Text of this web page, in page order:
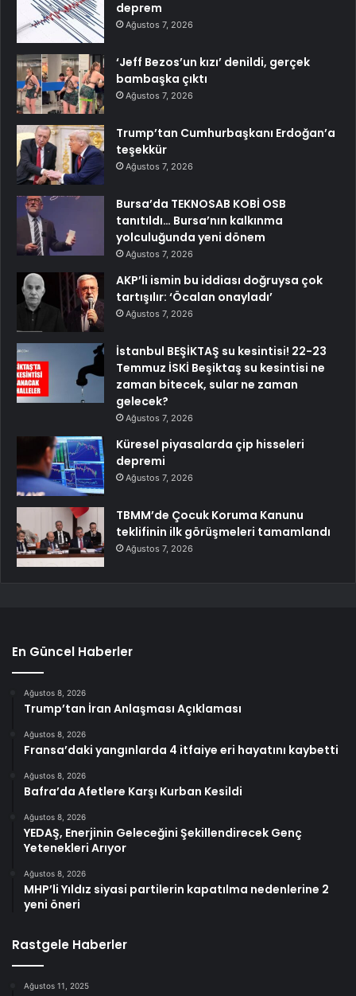
deprem
Ağustos 7, 2026
‘Jeff Bezos’un kızı’ denildi, gerçek
bambaşka çıktı
Ağustos 7, 2026
Trump’tan Cumhurbaşkanı Erdoğan’a
teşekkür
Ağustos 7, 2026
Bursa’da TEKNOSAB KOBİ OSB
tanıtıldı… Bursa’nın kalkınma
yolculuğunda yeni dönem
Ağustos 7, 2026
AKP’li ismin bu iddiası doğruysa çok
tartışılır: ‘Öcalan onayladı’
Ağustos 7, 2026
İstanbul BEŞİKTAŞ su kesintisi! 22-23
Temmuz İSKİ Beşiktaş su kesintisi ne
zaman bitecek, sular ne zaman
gelecek?
Ağustos 7, 2026
Küresel piyasalarda çip hisseleri
depremi
Ağustos 7, 2026
TBMM’de Çocuk Koruma Kanunu
teklifinin ilk görüşmeleri tamamlandı
Ağustos 7, 2026
En Güncel Haberler
Ağustos 8, 2026
Trump’tan İran Anlaşması Açıklaması
Ağustos 8, 2026
Fransa’daki yangınlarda 4 itfaiye eri hayatını kaybetti
Ağustos 8, 2026
Bafra’da Afetlere Karşı Kurban Kesildi
Ağustos 8, 2026
YEDAŞ, Enerjinin Geleceğini Şekillendirecek Genç
Yetenekleri Arıyor
Ağustos 8, 2026
MHP’li Yıldız siyasi partilerin kapatılma nedenlerine 2
yeni öneri
Rastgele Haberler
Ağustos 11, 2025